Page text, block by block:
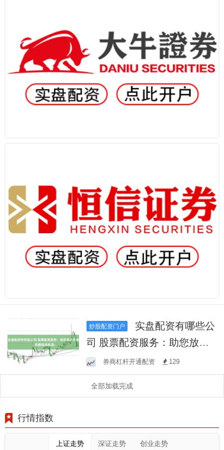
炒股配资门户
司 股票配资服务：助您放大
资金，把握投资机遇！
券商杠杆开通配资 129
全部加载完成
行情指数
上证走势 深证走势 创业走势